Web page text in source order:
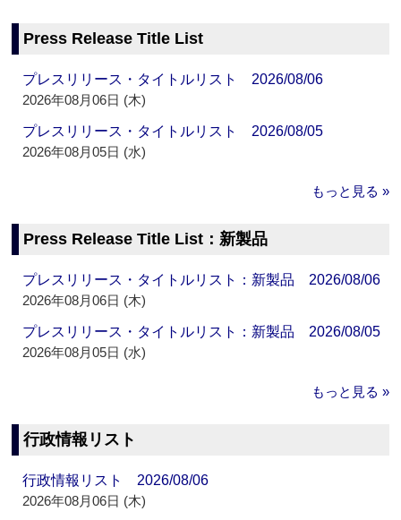
Press Release Title List
プレスリリース・タイトルリスト 2026/08/06
2026年08月06日 (木)
プレスリリース・タイトルリスト 2026/08/05
2026年08月05日 (水)
もっと見る »
Press Release Title List：新製品
プレスリリース・タイトルリスト：新製品 2026/08/06
2026年08月06日 (木)
プレスリリース・タイトルリスト：新製品 2026/08/05
2026年08月05日 (水)
もっと見る »
行政情報リスト
行政情報リスト 2026/08/06
2026年08月06日 (木)